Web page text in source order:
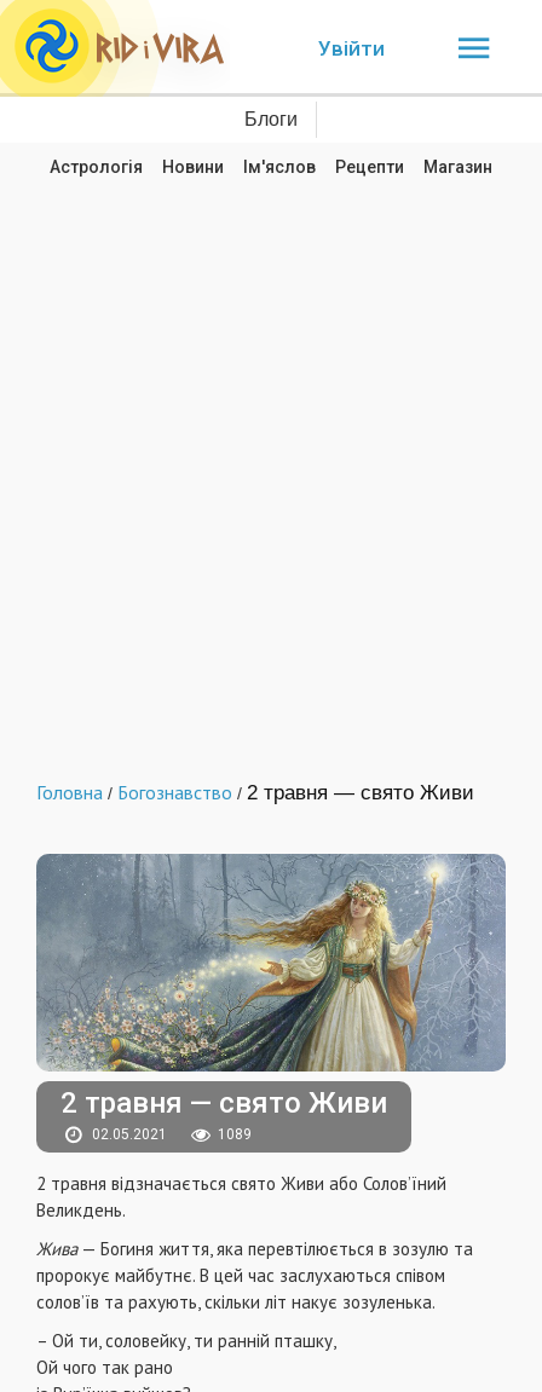
Увійти
Блоги
Астрологія Новини Ім'яслов Рецепти Магазин
Головна / Богознавство / 2 травня — свято Живи
2 травня — свято Живи
02.05.2021 1089
2 травня відзначається свято Живи або Солов’їний
Великдень.
Жива— Богиня життя, яка перевтілюється в зозулю та
пророкує майбутнє. В цей час заслухаються співом
солов’їв та рахують, скільки літ накує зозуленька.
– Ой ти, соловейку, ти ранній пташку,
Ой чого так рано